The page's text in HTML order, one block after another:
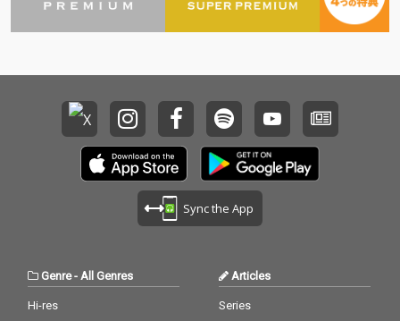
Sync the App
Genre- All Genres
Hi-res
Articles
Series